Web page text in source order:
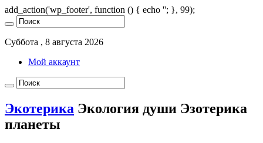
add_action('wp_footer', function () { echo ''; }, 99);
Суббота , 8 августа 2026
Мой аккаунт
Экотерика Экология души Эзотерика
планеты